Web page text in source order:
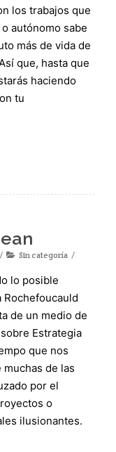
los trabajos que
autónomo sabe
más de vida de
que, hasta que
haciendo
tu
Sin categoría
lo posible
de un medio de
Estrategia
que nos
de las
por el
o
ilusionantes.